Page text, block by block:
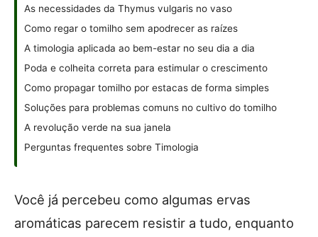
As necessidades da Thymus vulgaris no vaso
Como regar o tomilho sem apodrecer as raízes
A timologia aplicada ao bem-estar no seu dia a dia
Poda e colheita correta para estimular o crescimento
Como propagar tomilho por estacas de forma simples
Soluções para problemas comuns no cultivo do tomilho
A revolução verde na sua janela
Perguntas frequentes sobre Timologia
Você já percebeu como algumas ervas
aromáticas parecem resistir a tudo, enquanto